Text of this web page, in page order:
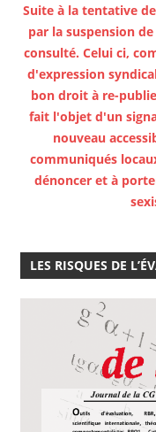
Suite à la tentative
par la suspension
consulté. Celui ci,
d'expression
bon droit à re-
fait l'objet d'un
nouveau
communiqués
dénoncer et à
LES RISQUES DE